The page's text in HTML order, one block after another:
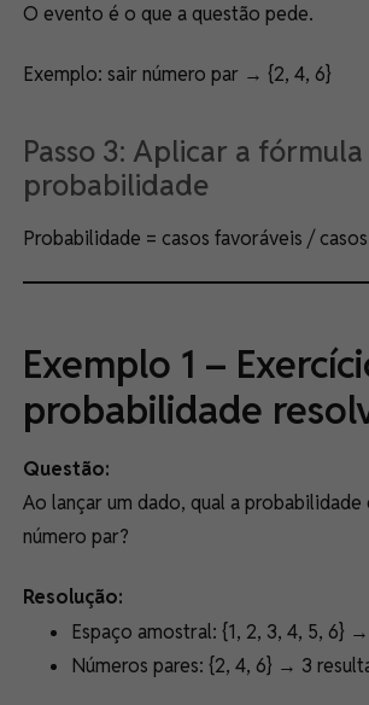
O evento é o que a questão pede.
Exemplo: sair número par → {2, 4, 6}
Passo 3: Aplicar a
probabilidade
Probabilidade = casos favoráveis /
Exemplo 1 –
probabilidade
Questão:
Ao lançar um dado, qual a probabilidade
número par?
Resolução:
Espaço amostral: {1, 2, 3, 4, 5, 6}
Números pares: {2, 4, 6} → 3